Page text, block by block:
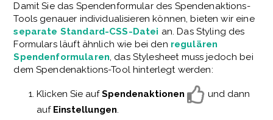
Damit Sie das Spendenformular des Spendenaktions-
Tools genauer individualisieren können, bieten wir eine
separate Standard-CSS-Datei an. Das Styling des
Formulars läuft ähnlich wie bei den regulären
Spendenformularen, das Stylesheet muss jedoch bei
dem Spendenaktions-Tool hinterlegt werden:
Klicken Sie aufSpendenaktionen
und dann
auf Einstellungen.